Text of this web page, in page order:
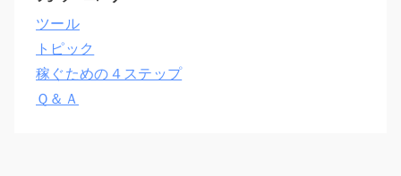
ツール
トピック
稼ぐための４ステップ
Ｑ＆Ａ